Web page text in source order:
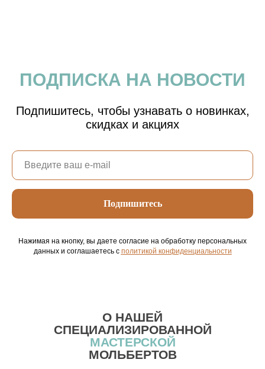
ПОДПИСКА НА НОВОСТИ
Подпишитесь, чтобы узнавать о новинках,
скидках и акциях
Подпишитесь
Нажимая на кнопку, вы даете согласие на обработку персональных
данных и соглашаетесь c политикой конфиденциальности
О НАШЕЙ
СПЕЦИАЛИЗИРОВАННОЙ
МАСТЕРСКОЙ
МОЛЬБЕРТОВ